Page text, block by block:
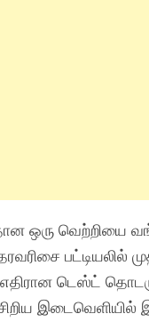
ஒரு வெற்றியை
டெஸ்ட்
இடைவெளியில்